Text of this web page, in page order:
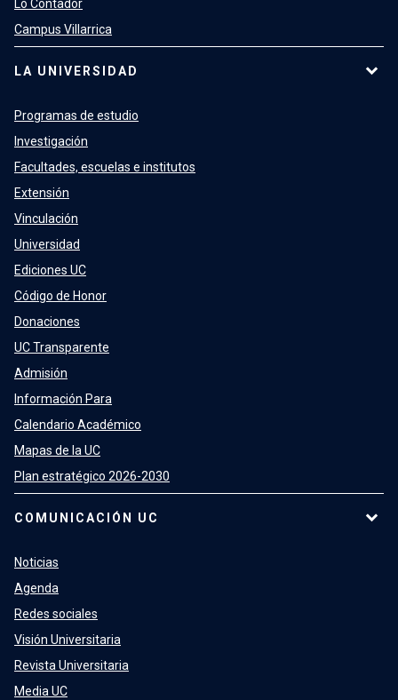
Lo Contador
Campus Villarrica
LA UNIVERSIDAD
Programas de estudio
Investigación
Facultades, escuelas e institutos
Extensión
Vinculación
Universidad
Ediciones UC
Código de Honor
Donaciones
UC Transparente
Admisión
Información Para
Calendario Académico
Mapas de la UC
Plan estratégico 2026-2030
COMUNICACIÓN UC
Noticias
Agenda
Redes sociales
Visión Universitaria
Revista Universitaria
Media UC